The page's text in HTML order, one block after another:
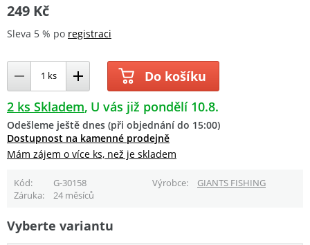
249 Kč
Sleva 5 % po registraci
Do košíku
2 ks Skladem U vás již pondělí 10.8.
Odešleme ještě dnes (při objednání do 15:00)
Dostupnost na kamenné prodejně
Mám zájem o více ks, než je skladem
Kód G-30158 Výrobce
GIANTS FISHING
Záruka
24 měsíců
Vyberte variantu